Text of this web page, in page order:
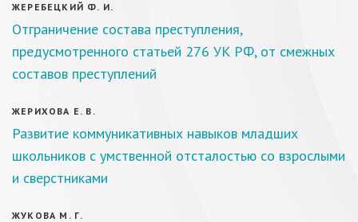
ЖЕРЕБЕЦКИЙ Ф. И.
Отграничение состава преступления,
предусмотренного статьей 276 УК РФ, от смежных
составов преступлений
ЖЕРИХОВА Е. В.
Развитие коммуникативных навыков младших
школьников с умственной отсталостью со взрослыми
и сверстниками
ЖУКОВА М. Г.